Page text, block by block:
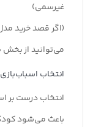
غیرسمی)
(اگر قصد خرید
می‌توانید از بخش
انتخاب
انتخاب درست بر
باعث می‌شود کودک